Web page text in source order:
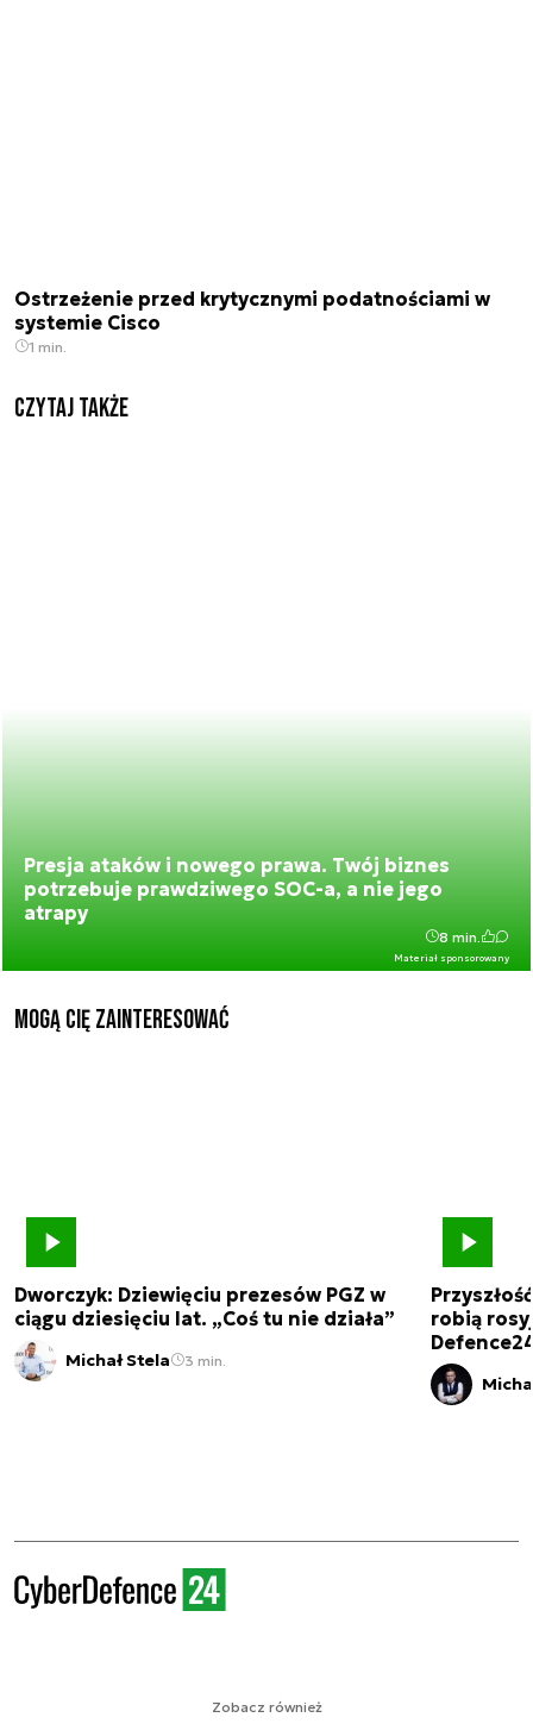
Ostrzeżenie przed krytycznymi podatnościami w
systemie Cisco
1 min.
Czytaj także
Presja ataków i nowego prawa. Twój biznes
potrzebuje prawdziwego SOC-a, a nie jego
atrapy
Materiał sponsorowany
8 min.
Mogą Cię zainteresować
Dworczyk: Dziewięciu prezesów PGZ w
ciągu dziesięciu lat. „Coś tu nie działa”
Michał Stela 3 min.
robią
Zobacz również